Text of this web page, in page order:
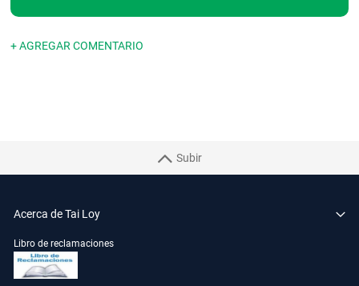
+ AGREGAR COMENTARIO
Subir
Acerca de Tai Loy
Libro de reclamaciones